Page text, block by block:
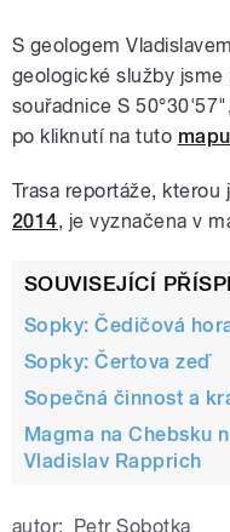
S geologem
geologické služby jsme
souřadnice S
po kliknutí na tuto mapu
Trasa reportáže, kterou
2014, je vyznačena v
SOUVISEJÍCÍ
Sopky: Čedičová
Sopky: Čertova zeď
Sopečná činnost a
Magma na Chebsku
Vladislav Rapprich
autor: Petr Sobotka